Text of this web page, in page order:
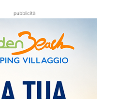
pubblicità